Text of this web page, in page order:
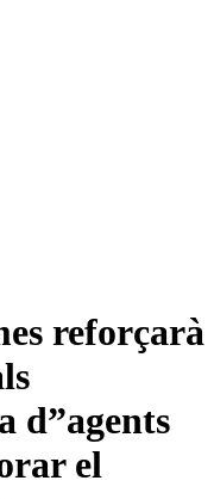
reforçarà
d”agents
el